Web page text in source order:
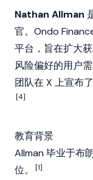
Nathan Allman
官。Ondo
平台，旨在扩大
风险偏好的用户
团队在 X 上宣布
[4]
教育背景
Allman 毕业于布
位。
[1]